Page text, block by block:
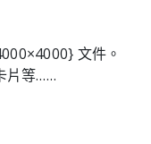
文件。
片等……